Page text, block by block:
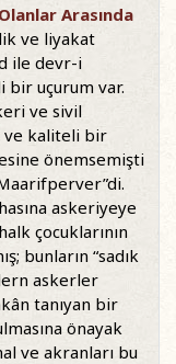
Arasında
ve liyakat
ile devr-i
bir uçurum var.
ve sivil
kaliteli bir
önemsemişti
askeriyeye
çocuklarının
bunların “sadık
askerler
tanıyan bir
önayak
ve akranları bu